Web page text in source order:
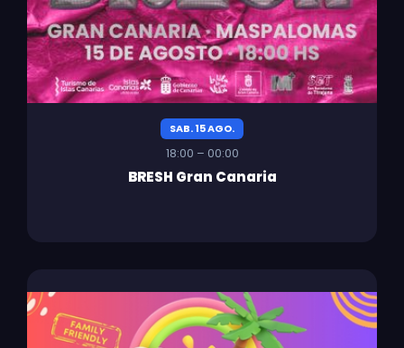
SAB. 15 AGO.
18:00 – 00:00
BRESH Gran Canaria